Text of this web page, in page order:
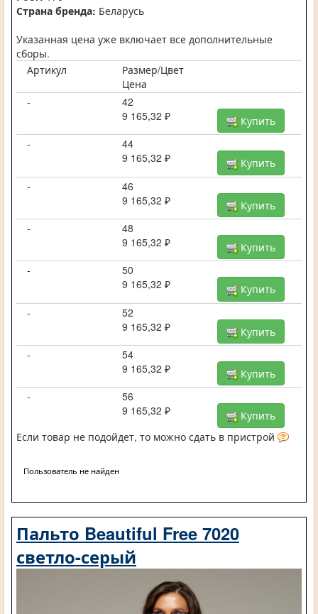
Страна бренда: Беларусь
Указанная цена уже включает все дополнительные
сборы.
Артикул
Размер/Цвет
Цена
-
42
9 165,32 ₽
Купить
-
44
9 165,32 ₽
Купить
-
46
9 165,32 ₽
Купить
-
48
9 165,32 ₽
Купить
-
50
9 165,32 ₽
Купить
-
52
9 165,32 ₽
Купить
-
54
9 165,32 ₽
Купить
-
56
9 165,32 ₽
Купить
Если товар не подойдет, то можно сдать в пристрой
Пользователь не найден
Пальто Beautiful Free 7020
светло-серый